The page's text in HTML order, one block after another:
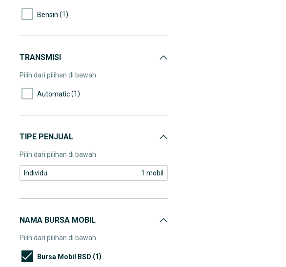
Bensin (1)
TRANSMISI
Pilih dari pilihan di bawah
Automatic(1)
TIPE PENJUAL
Pilih dari pilihan di bawah
Individu 1 mobil
NAMA BURSA MOBIL
Pilih dari pilihan di bawah
Bursa Mobil BSD (1)